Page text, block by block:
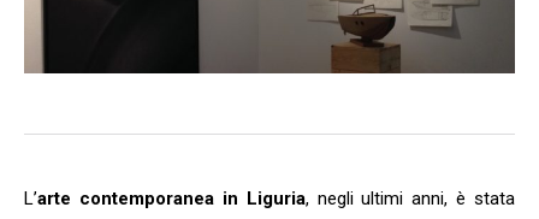
L’arte contemporanea in Liguria, negli ultimi anni, è stata